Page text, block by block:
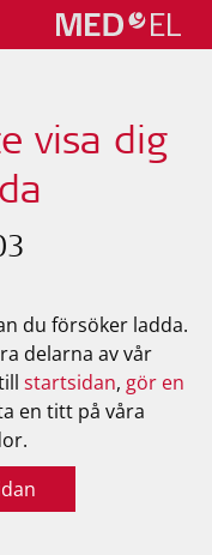
visa dig
du försöker ladda.
delarna av vår
startsidan, gör en
en titt på våra